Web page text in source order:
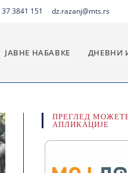
3841 151 dz.razanj@mts.rs
ЈАВНЕ НАБАВКЕ ДНЕВНИ
ПРЕГЛЕД
АПЛИКАЦИЈЕ